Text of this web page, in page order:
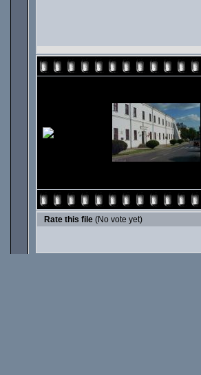
Rate this file (No vote yet)